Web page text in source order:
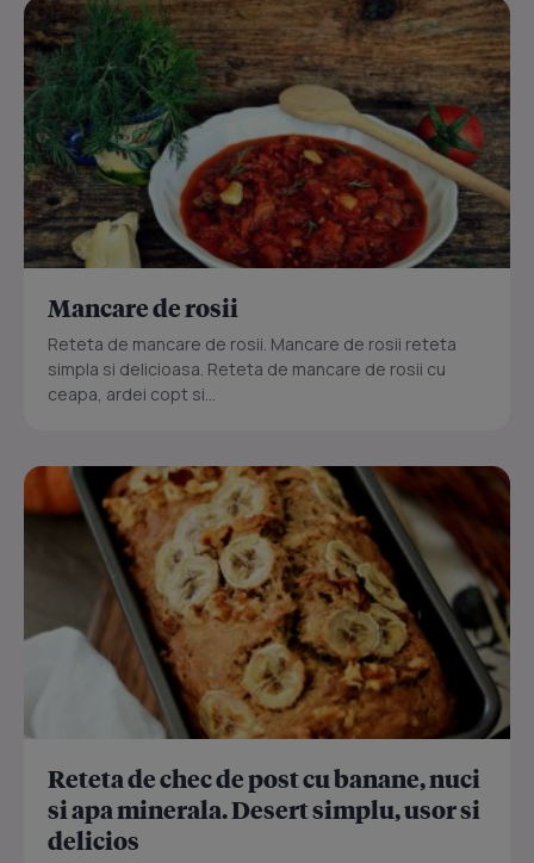
Mancare de rosii
Reteta de mancare de rosii. Mancare de rosii reteta
simpla si delicioasa. Reteta de mancare de rosii cu
ceapa, ardei copt si...
Reteta de chec de post cu banane, nuci
si apa minerala. Desert simplu, usor si
delicios